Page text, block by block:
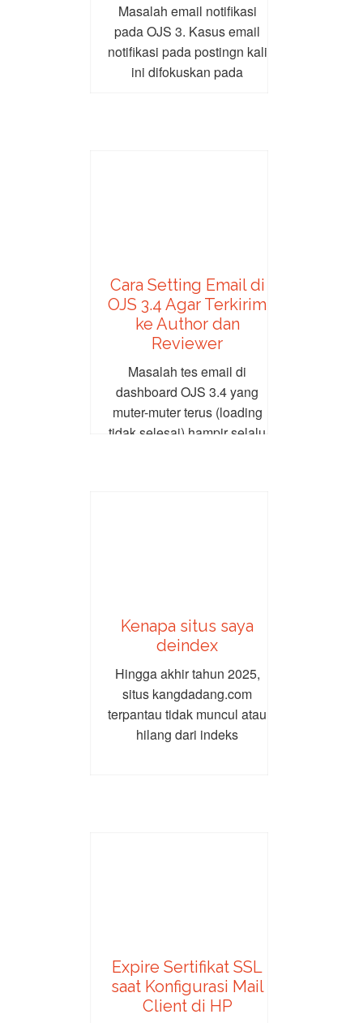
Masalah email notifikasi
pada OJS 3. Kasus email
notifikasi pada postingn kali
ini difokuskan pada
Cara Setting Email di
OJS 3.4 Agar Terkirim
ke Author dan
Reviewer
Masalah tes email di
dashboard OJS 3.4 yang
muter-muter terus (loading
tidak selesai) hampir selalu
Kenapa situs saya
deindex
Hingga akhir tahun 2025,
situs kangdadang.com
terpantau tidak muncul atau
hilang dari indeks
Expire Sertifikat SSL
saat Konfigurasi Mail
Client di HP